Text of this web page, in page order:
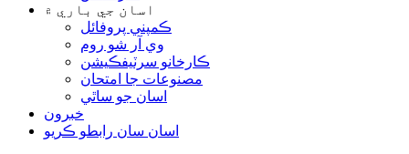
اسان جي باري ۾
ڪمپني پروفائل
وي آر شو روم
ڪارخانو سرٽيفڪيشن
مصنوعات جا امتحان
اسان جو ساٿي
خبرون
اسان سان رابطو ڪريو